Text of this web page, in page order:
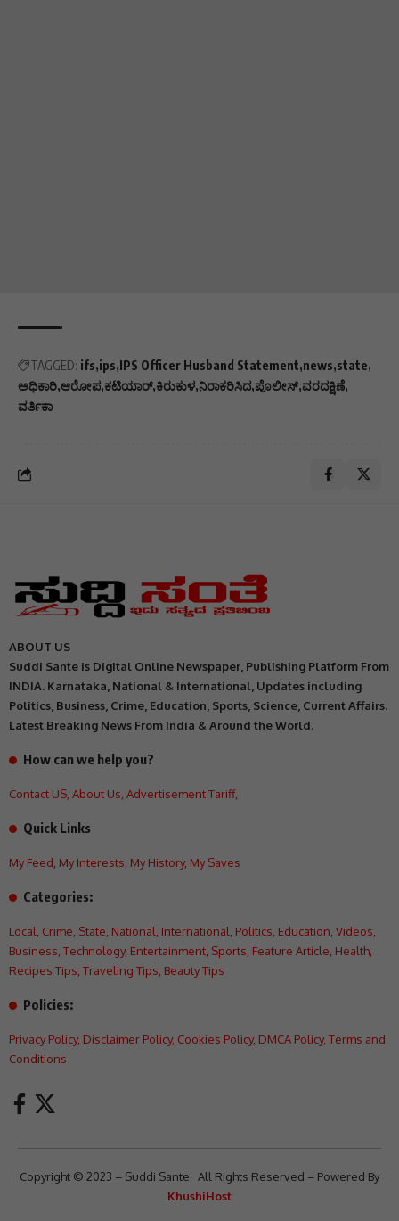
TAGGED: ifs ips IPS Officer Husband Statement news state
ಅಧಿಕಾರಿ ಆರೋಪ ಕಟಿಯಾರ್ ಕಿರುಕುಳ ನಿರಾಕರಿಸಿದ ಪೊಲೀಸ್ ವರದಕ್ಷಿಣೆ
ವರ್ತಿಕಾ
ABOUT US
Suddi Sante is Digital Online Newspaper, Publishing Platform From
INDIA. Karnataka, National & International, Updates including
Politics, Business, Crime, Education, Sports, Science, Current Affairs.
Latest Breaking News From India & Around the World.
How can we help you?
Contact US About Us Advertisement Tariff,
Quick Links
My Feed My Interests My History, My Saves
Categories:
Local Crime State National International Politics Education Videos
Business Technology, Entertainment Sports Feature Article Health
Recipes Tips Traveling Tips Beauty Tips
Policies:
Privacy Policy, Disclaimer Policy, Cookies Policy, DMCA Policy, Terms and
Conditions
Copyright © 2023 – Suddi Sante. All Rights Reserved – Powered By
KhushiHost